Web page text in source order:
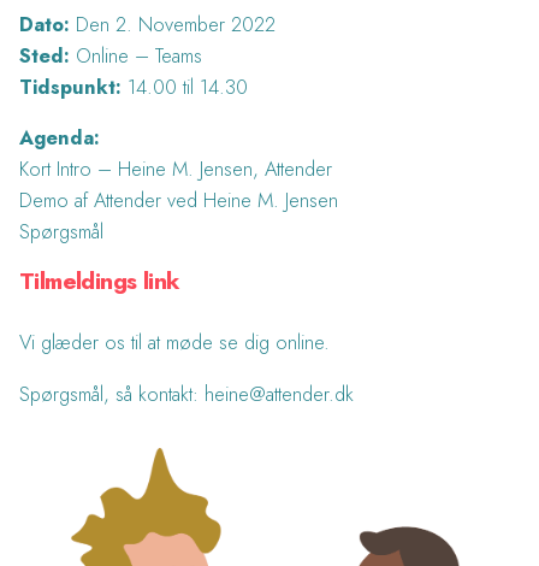
Dato: Den 2. November 2022
Sted: Online – Teams
Tidspunkt: 14.00 til 14.30
Agenda:
Kort Intro – Heine M. Jensen, Attender
Demo af Attender ved Heine M. Jensen
Spørgsmål
Tilmeldings link
Vi glæder os til at møde se dig online.
Spørgsmål, så kontakt: heine@attender.dk